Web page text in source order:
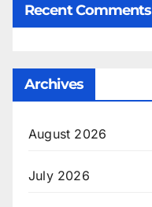
Recent Comments
Archives
August 2026
July 2026